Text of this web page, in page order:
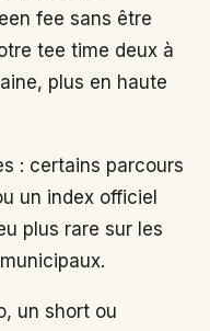
fee sans être
tee time deux à
plus en haute
: certains parcours
un index officiel
plus rare sur les
un short ou